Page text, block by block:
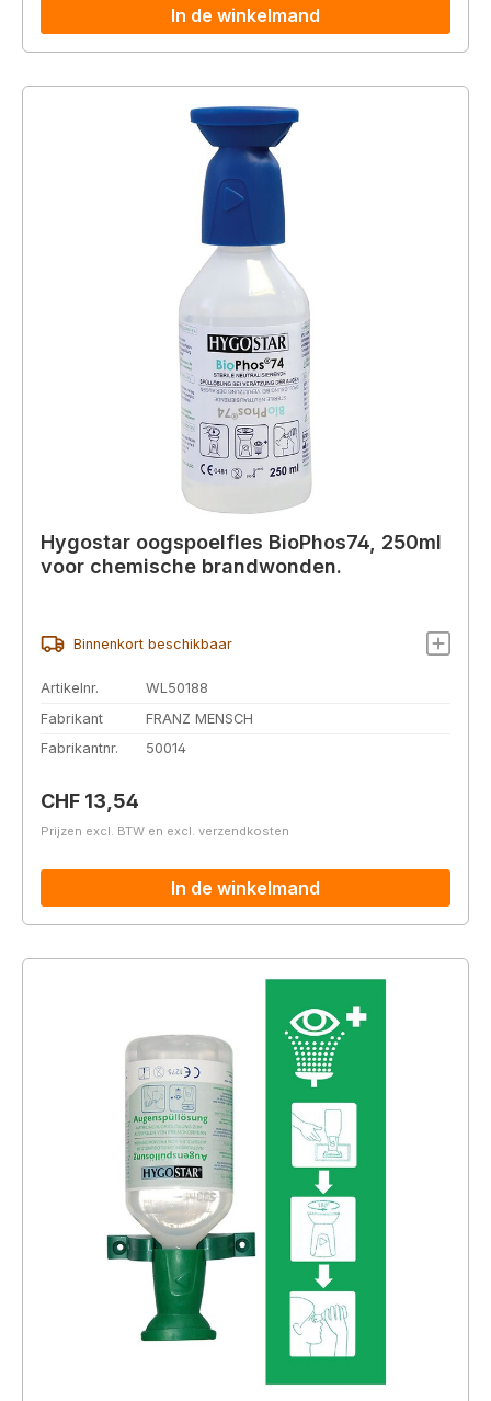
In de winkelmand
Hygostar oogspoelfles BioPhos74, 250ml
voor chemische brandwonden.
Binnenkort beschikbaar
Artikelnr.
WL50188
Fabrikant
FRANZ MENSCH
Fabrikantnr.
50014
Normale prijs:
CHF 13,54
Prijzen excl. BTW en excl. verzendkosten
In de winkelmand